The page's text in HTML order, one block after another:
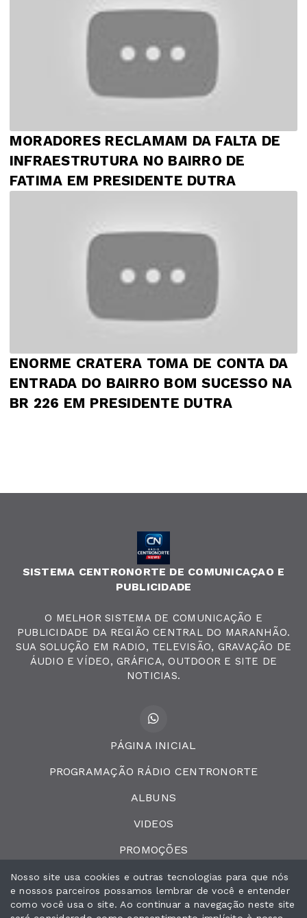
MORADORES RECLAMAM DA FALTA DE
INFRAESTRUTURA NO BAIRRO DE
FATIMA EM PRESIDENTE DUTRA
ENORME CRATERA TOMA DE CONTA DA
ENTRADA DO BAIRRO BOM SUCESSO NA
BR 226 EM PRESIDENTE DUTRA
SISTEMA CENTRONORTE DE COMUNICAÇAO E
PUBLICIDADE
O MELHOR SISTEMA DE COMUNICAÇÃO E
PUBLICIDADE DA REGIÃO CENTRAL DO MARANHÃO.
SUA SOLUÇÃO EM RADIO, TELEVISÃO, GRAVAÇÃO DE
ÁUDIO E VÍDEO, GRÁFICA, OUTDOOR E SITE DE
NOTICIAS.
PÁGINA INICIAL
PROGRAMAÇÃO RÁDIO CENTRONORTE
ALBUNS
VIDEOS
PROMOÇÕES
EVENTOS
RECADOS
Nosso site usa cookies e outras tecnologias para que nós
e nossos parceiros possamos lembrar de você e entender
como você usa o site. Ao continuar a navegação neste site